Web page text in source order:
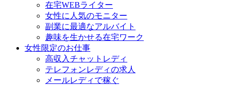
在宅WEBライター
女性に人気のモニター
副業に最適なアルバイト
趣味を生かせる在宅ワーク
女性限定のお仕事
高収入チャットレディ
テレフォンレディの求人
メールレディで稼ぐ